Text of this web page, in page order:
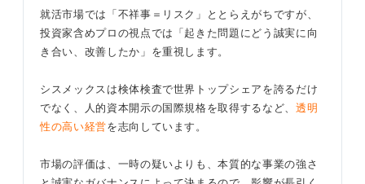
就活市場では「不祥事＝リスク」ととらえがちですが、
投資家含めプロの視点では「起きた問題にどう誠実に向
き合い、改善したか」を重視します。
シスメックスは検体検査で世界トップシェアを誇るだけ
でなく、人的資本開示の国際規格を取得するなど、 透明
性の高い経営を志向しています。
市場の評価は、一時の疑いよりも、本質的な事業の強さ